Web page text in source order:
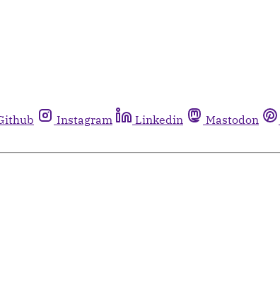
Instagram Linkedin Mastodon